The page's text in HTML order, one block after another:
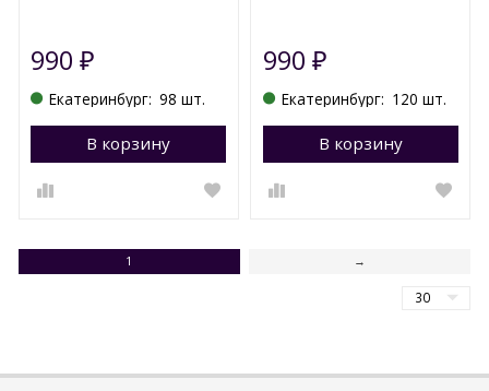
990₽
Екатеринбург: 98 шт.
В корзину Перейти в корзину
990 ₽
Екатеринбург: 120 шт.
В корзину
1 →